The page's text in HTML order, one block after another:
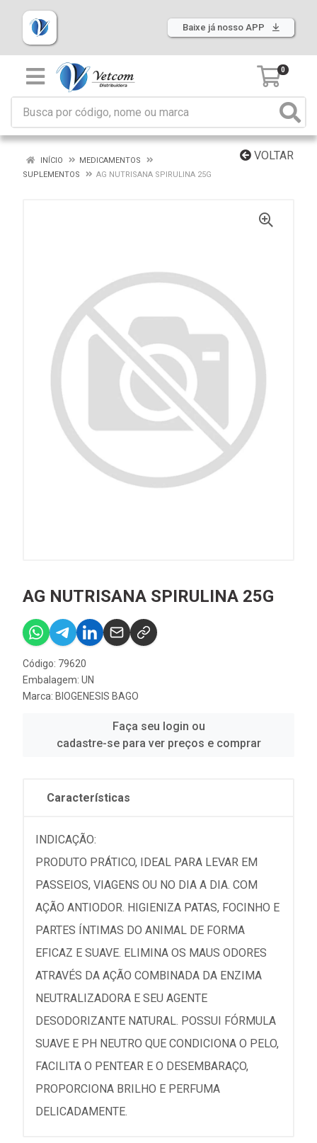
Baixe já nosso APP
0
VOLTAR
INÍCIO
MEDICAMENTOS
SUPLEMENTOS
AG NUTRISANA SPIRULINA 25G
AG NUTRISANA SPIRULINA 25G
Código: 79620
Embalagem: UN
Marca: BIOGENESIS BAGO
Faça seu login ou
cadastre-se para ver preços e comprar
Características
INDICAÇÃO:
PRODUTO PRÁTICO, IDEAL PARA LEVAR EM
PASSEIOS, VIAGENS OU NO DIA A DIA. COM
AÇÃO ANTIODOR. HIGIENIZA PATAS, FOCINHO E
PARTES ÍNTIMAS DO ANIMAL DE FORMA
EFICAZ E SUAVE. ELIMINA OS MAUS ODORES
ATRAVÉS DA AÇÃO COMBINADA DA ENZIMA
NEUTRALIZADORA E SEU AGENTE
DESODORIZANTE NATURAL. POSSUI FÓRMULA
SUAVE E PH NEUTRO QUE CONDICIONA O PELO,
FACILITA O PENTEAR E O DESEMBARAÇO,
PROPORCIONA BRILHO E PERFUMA
DELICADAMENTE.